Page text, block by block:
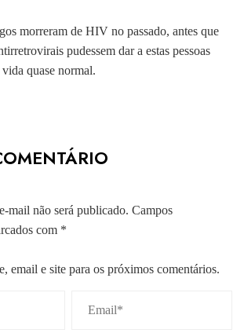
morreram de HIV no passado, antes que
pudessem dar a estas pessoas
quase normal.
mail não será publicado. Campos
com *
email e site para os próximos comentários.